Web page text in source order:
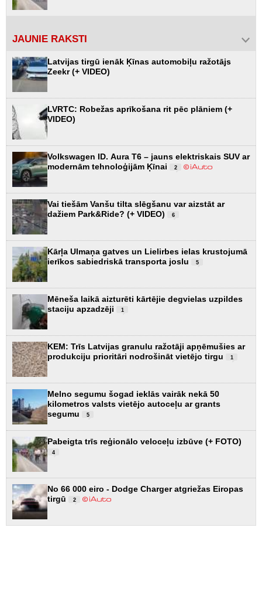
JAUNIE RAKSTI
Latvijas tirgū ienāk Ķīnas automobiļu ražotājs
Zeekr (+ VIDEO)
LVRTC: Robežas aprīkošana rit pēc plāniem (+
VIDEO)
Volkswagen ID. Aura T6 – jauns elektriskais SUV ar
modernām tehnoloģijām Ķīnai
2
Vai tiešām Vanšu tilta slēgšanu var aizstāt ar
dažiem Park&Ride? (+ VIDEO)
6
Kārļa Ulmaņa gatves un Lielirbes ielas krustojumā
ierīkos sabiedriskā transporta joslu
5
Mēneša laikā aizturēti kārtējie degvielas uzpildes
staciju apzadzēji
1
KEM: Trīs Latvijas granulu ražotāji apņēmušies ar
produkciju prioritāri nodrošināt vietējo tirgu
1
Melno segumu šogad ieklās vairāk nekā 50
kilometros valsts vietējo autoceļu ar grants
segumu
5
Pabeigta trīs reģionālo veloceļu izbūve (+ FOTO)
4
No 66 000 eiro - Dodge Charger atgriežas Eiropas
tirgū
2